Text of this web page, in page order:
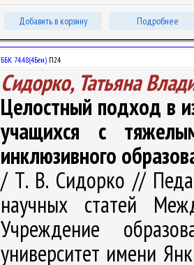
Добавить в корзину Подробнее
ББК 74.48(4Беи) П24
Сидорко, Татьяна
Целостный подход в
учащихся с
инклюзивного
/ Т. В. Сидорко //
научных статей
Учреждение
университет имени